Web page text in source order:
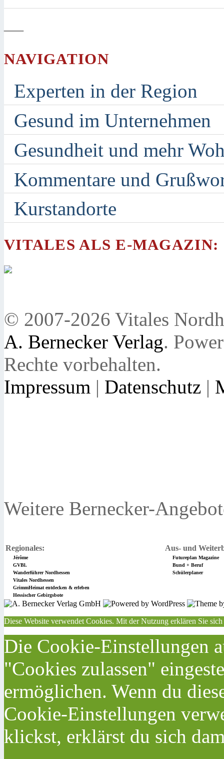
—
NAVIGATION
Experten in der Region
Gesund im Unternehmen
Gesundheit und mehr
Kommentare und
Kurstandorte
VITALES ALS E-MAGAZIN:
© 2007-2026 Vitales
A. Bernecker Verlag.
Rechte vorbehalten.
Impressum | Datenschutz |
Weitere Bernecker-
Regionales: Aus- und
Jérôme
Futureplan Magazine
GVBl.
Bund + Beruf
Wanderführer Nordhessen
Schülerplaner
Vitales Nordhessen
GrimmHeimat entdecken & erleben
Hessischer Gebirgsbote
Diese Website verwendet Cookies. Mit der Nutzung erklären Sie
Die Cookie-Einstellungen
"Cookies zulassen"
ermöglichen. Wenn du
Cookie-Einstellungen
klickst, erklärst du sich